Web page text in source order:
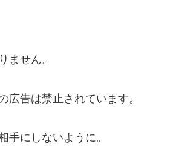
ません。
告は禁止されています。
手にしないように。